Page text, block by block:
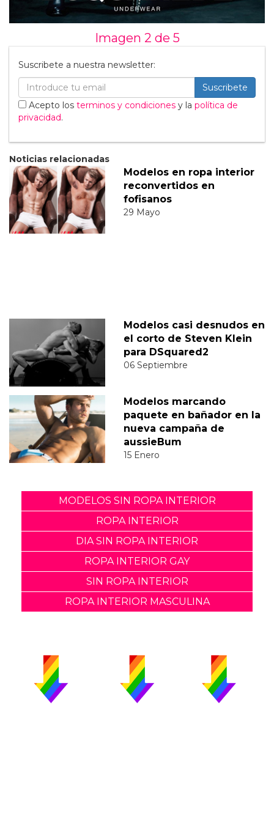
Imagen 2 de 5
Suscribete a nuestra newsletter:
Suscribete
Acepto los terminos y condiciones y la política de
privacidad.
Noticias relacionadas
Modelos en ropa interior
reconvertidos en
fofisanos
29 Mayo
Modelos casi desnudos en
el corto de Steven Klein
para DSquared2
06 Septiembre
Modelos marcando
paquete en bañador en la
nueva campaña de
aussieBum
15 Enero
MODELOS SIN ROPA INTERIOR
ROPA INTERIOR
DIA SIN ROPA INTERIOR
ROPA INTERIOR GAY
SIN ROPA INTERIOR
ROPA INTERIOR MASCULINA